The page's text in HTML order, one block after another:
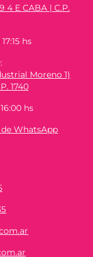
4 E CABA | C.P.
hs
:
Moreno 1)
1740
hs
de WhatsApp